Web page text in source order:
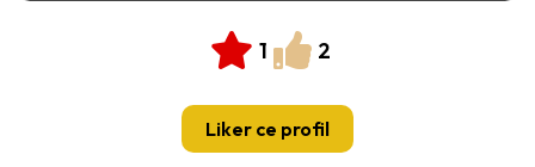
1 2